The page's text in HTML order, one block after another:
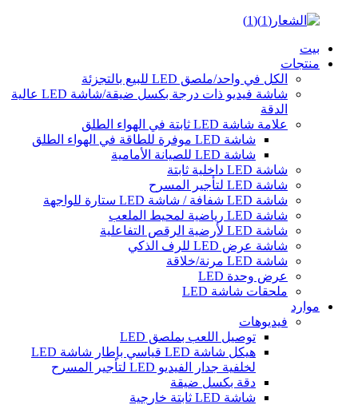
بيت
منتجات
الكل في واحد/ملصق LED للبيع بالتجزئة
شاشة فيديو ذات درجة بكسل ضيقة/شاشة LED عالية
الدقة
علامة شاشة LED ثابتة في الهواء الطلق
شاشة LED موفرة للطاقة في الهواء الطلق
شاشة LED للصيانة الأمامية
شاشة LED داخلية ثابتة
شاشة LED لتأجير المسرح
شاشة LED شفافة / شاشة LED ستارة للواجهة
شاشة LED رياضية لمحيط الملعب
شاشة LED لأرضية الرقص التفاعلية
شاشة عرض LED للرف الذكي
شاشة LED مرنة/خلاقة
عرض وحدة LED
ملحقات شاشة LED
موارد
فيديوهات
توصيل اللعب بملصق LED
هيكل شاشة LED قياسي بإطار شاشة LED
لخلفية جدار الفيديو LED لتأجير المسرح
دقة بكسل ضيقة
شاشة LED ثابتة خارجية